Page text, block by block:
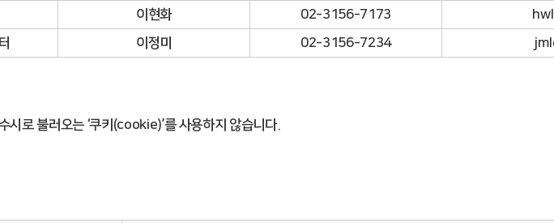
이현화 02-3156-7173
이정미 02-3156-7234
로 불러오는 ‘쿠키(cookie)’를 사용하지 않습니다.